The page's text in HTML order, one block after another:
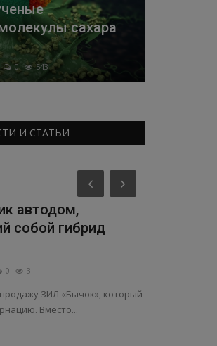
сахара
0 543
И СТАТЬИ
автодом,
собой гибрид
0 3
ЗИЛ «Бычок», который
Вместо...